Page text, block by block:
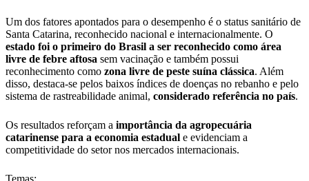
Um dos fatores apontados para o desempenho é o status sanitário de
Santa Catarina, reconhecido nacional e internacionalmente. O
estado foi o primeiro do Brasil a ser reconhecido como área
livre de febre aftosa sem vacinação e também possui
reconhecimento como zona livre de peste suína clássica. Além
disso, destaca-se pelos baixos índices de doenças no rebanho e pelo
sistema de rastreabilidade animal, considerado referência no país.
Os resultados reforçam a importância da agropecuária
catarinense para a economia estadual e evidenciam a
competitividade do setor nos mercados internacionais.